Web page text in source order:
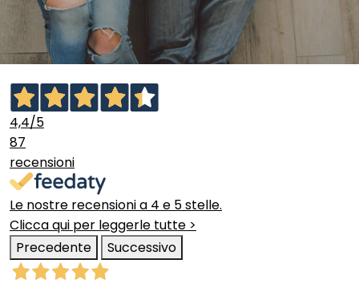
4,4/5
87
recensioni
Le nostre recensioni a 4 e 5 stelle.
Clicca qui per leggerle tutte >
Precedente
Successivo